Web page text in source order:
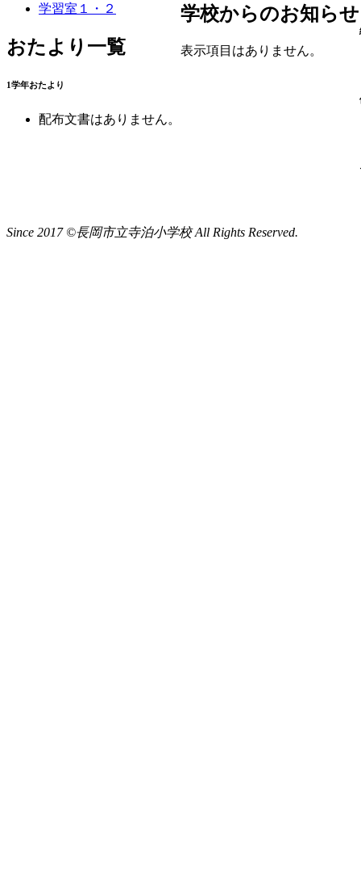
学習室１・２
おたより一覧
1学年おたより
配布文書はありません。
学校からのお知らせ
表示項目はありません。
Since 2017 ©長岡市立寺泊小学校 All Rights Reserved.